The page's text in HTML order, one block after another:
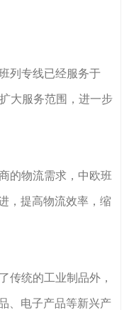
列专线已经服务于
大服务范围，进一步
的物流需求，中欧班
，提高物流效率，缩
传统的工业制品外，
、电子产品等新兴产